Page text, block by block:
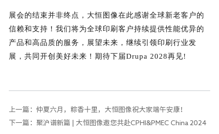
展会的结束并非终点，大恒图像在此感谢全球新老客户的
信赖和支持！我们将为全球印刷客户持续提供性能优异的
产品和高品质的服务，展望未来，继续引领印刷行业发
展，共同开创美好未来！期待下届Drupa 2028再见!
上一篇： 仲夏六月，粽香十里，大恒图像祝大家端午安康！
下一篇： 聚沪谱新篇 | 大恒图像邀您共赴CPHI&PMEC China 2024